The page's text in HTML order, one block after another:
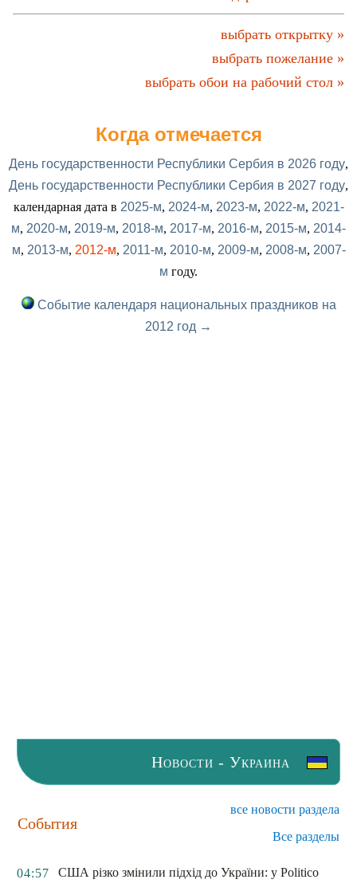
выбрать открытку »
выбрать пожелание »
выбрать обои на рабочий стол »
Когда отмечается
День государственности Республики Сербия в 2026 году,
День государственности Республики Сербия в 2027 году,
календарная дата в 2025-м, 2024-м, 2023-м, 2022-м, 2021-
м, 2020-м, 2019-м, 2018-м, 2017-м, 2016-м, 2015-м, 2014-
м, 2013-м, 2012-м, 2011-м, 2010-м, 2009-м, 2008-м, 2007-
м году.
Событие календаря национальных праздников на
2012 год →
Новости - Украина
События
все новости раздела
Все разделы
04:57
США різко змінили підхід до України: у Politico